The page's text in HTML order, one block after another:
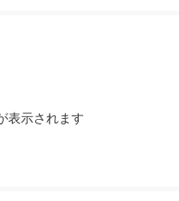
表示されます